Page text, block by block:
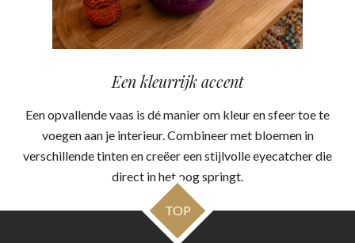
Een kleurrijk accent
Een opvallende vaas is dé manier om kleur en sfeer toe te
voegen aan je interieur. Combineer met bloemen in
verschillende tinten en creëer een stijlvolle eyecatcher die
direct in het oog springt.
TOP